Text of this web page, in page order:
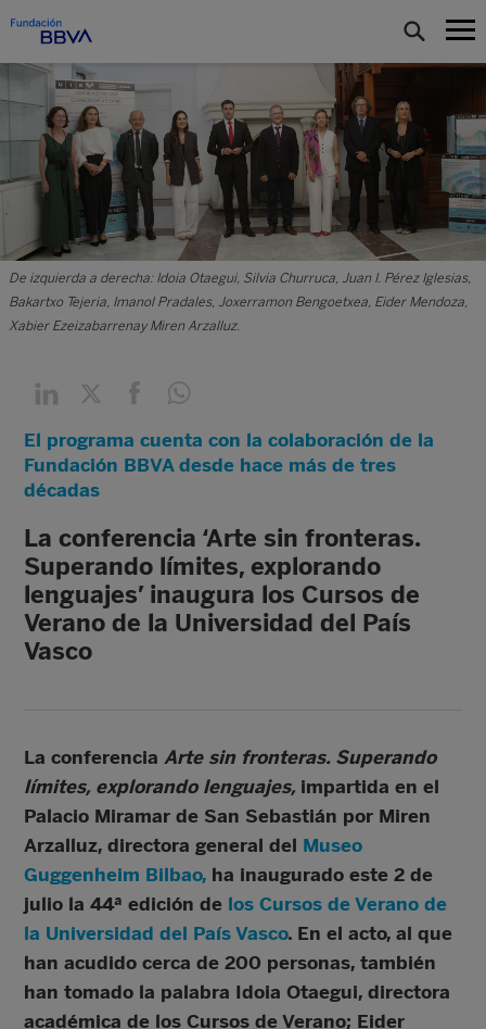
De izquierda a derecha: Idoia Otaegui, Silvia Churruca, Juan I. Pérez Iglesias,
Bakartxo Tejeria, Imanol Pradales, Joxerramon Bengoetxea, Eider Mendoza,
Xabier Ezeizabarrenay Miren Arzalluz.
El programa cuenta con la colaboración de la
Fundación BBVA desde hace más de tres
décadas
La conferencia ‘Arte sin fronteras.
Superando límites, explorando
lenguajes’ inaugura los Cursos de
Verano de la Universidad del País
Vasco
La conferenciaArte sin fronteras. Superando
límites, explorando lenguajes, impartida en el
Palacio Miramar de San Sebastián por Miren
Arzalluz, directora general del Museo
Guggenheim Bilbao, ha inaugurado este 2 de
julio la 44ª edición de los Cursos de Verano de
la Universidad del País Vasco. En el acto, al que
han acudido cerca de 200 personas, también
han tomado la palabra Idoia Otaegui, directora
académica de los Cursos de Verano; Eider